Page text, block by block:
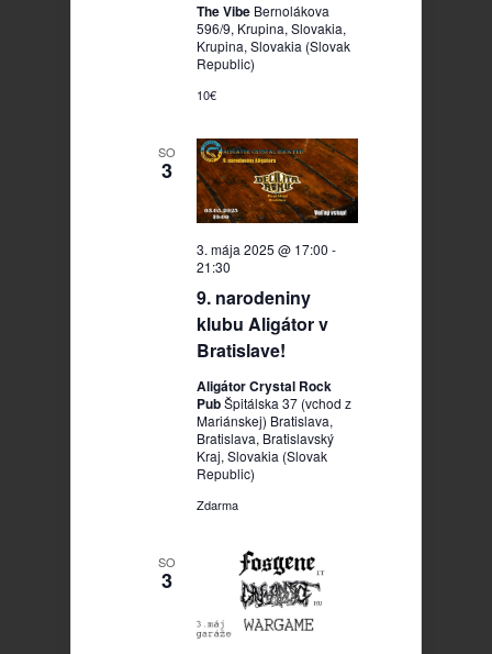
The Vibe Bernolákova
596/9, Krupina, Slovakia,
Krupina, Slovakia (Slovak
Republic)
10€
SO
3
9. narodeniny
klubu Aligátor v
Bratislave!
3. mája 2025 @ 17:00 -
21:30
Aligátor Crystal Rock
PubŠpitálska 37 (vchod z
Mariánskej) Bratislava,
Bratislava, Bratislavský
Kraj, Slovakia (Slovak
Republic)
Zdarma
SO
3